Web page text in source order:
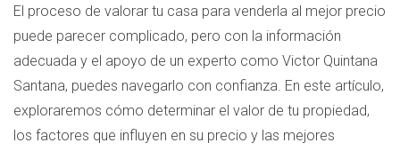
El proceso de valorar tu casa para venderla al mejor precio
puede parecer complicado, pero con la información
adecuada y el apoyo de un experto como Victor Quintana
Santana, puedes navegarlo con confianza. En este artículo,
exploraremos cómo determinar el valor de tu propiedad,
los factores que influyen en su precio y las mejores